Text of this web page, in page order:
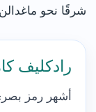
شرقًا نحو ماغدالن
رادكليف
أشهر رمز